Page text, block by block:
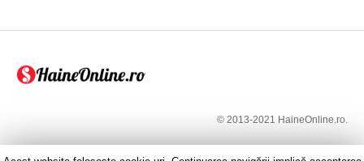
© 2013-2021 HaineOnline.ro.